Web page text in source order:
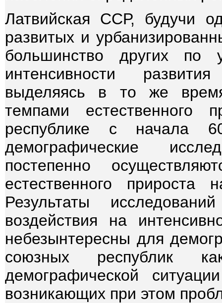
Латвийская ССР, будучи
развитых и
большинство других по
интенсивности
выделяясь в то же
темпами естественного
республике с начала
демографические
постепенно
естественного
Результаты
воздействия на
небезынтересны для
союзных республик
демографической
возникающих при этом